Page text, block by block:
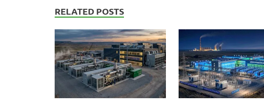
RELATED POSTS